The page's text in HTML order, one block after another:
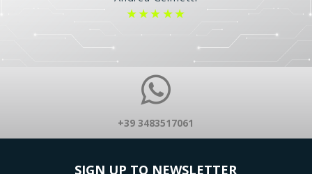
★★★★★
+39 3483517061
SIGN UP TO NEWSLETTER